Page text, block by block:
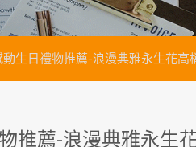
動生日禮物推薦-浪漫典雅永生花高
推薦-浪漫典雅永生